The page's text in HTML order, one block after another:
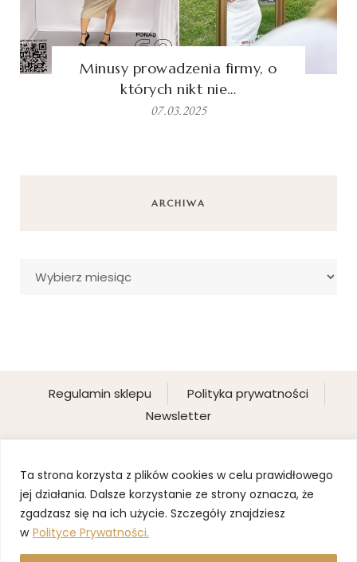
Ta strona korzysta z plików cookies w celu prawidłowego
jej działania. Dalsze korzystanie ze strony oznacza, że
zgadzasz się na ich użycie. Szczegóły znajdziesz
w Polityce Prywatności.
Minusy prowadzenia firmy, o
których nikt nie…
07.03.2025
ARCHIWA
Regulamin sklepu
Polityka prywatności
Newsletter